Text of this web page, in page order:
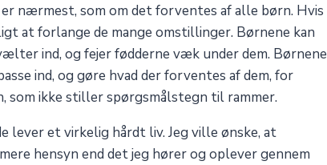
nærmest, som om det forventes af alle børn. Hvis
at forlange de mange omstillinger. Børnene kan
ind, og fejer fødderne væk under dem. Børnene
ind, og gøre hvad der forventes af dem, for
som ikke stiller spørgsmålstegn til rammer.
lever et virkelig hårdt liv. Jeg ville ønske, at
hensyn end det jeg hører og oplever gennem